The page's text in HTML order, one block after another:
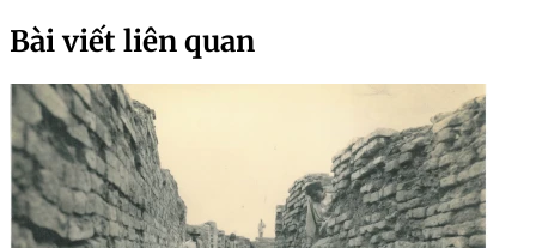
Bài viết liên quan